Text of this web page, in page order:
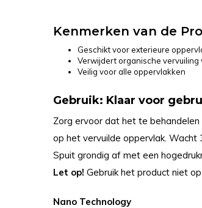
Kenmerken van de
Geschikt voor exterieure
Verwijdert organische vervuiling
Veilig voor alle oppervlakken
Gebruik: Klaar voor
Zorg ervoor dat het te
op het vervuilde oppervlak. Wacht
Spuit grondig af met een
Let op! Gebruik het product niet
Nano Technology